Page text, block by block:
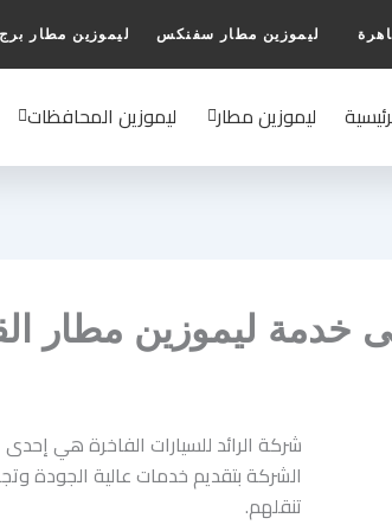
ليموزين مطار سفنكس ليموزين مطار
ليموزين مطار ليموزين المحافظات
خدمة ليموزين مطار
شركة الرائد للسيارات الفاخرة هي
الشركة بتقديم خدمات عالية الجودة
تنقلهم.